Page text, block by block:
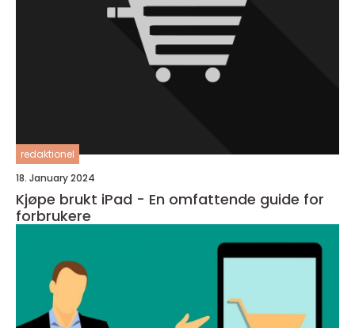
redaktionel
18. January 2024
Kjøpe brukt iPad - En omfattende guide for
forbrukere